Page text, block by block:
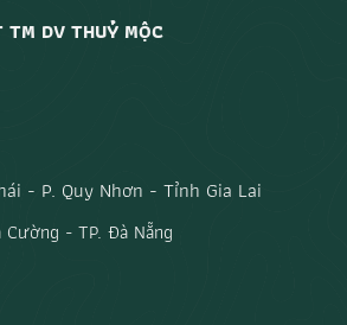
DV THUỶ MỘC
- P. Quy Nhơn - Tỉnh Gia Lai
- TP. Đà Nẵng